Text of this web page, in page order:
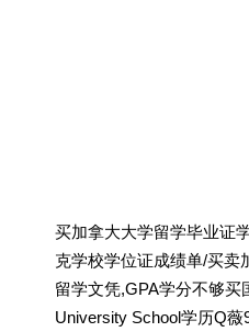
买加拿大大学留学毕业证
克学校学位证成绩单/买卖
留学文凭,GPA学分不够买
University School学历Q